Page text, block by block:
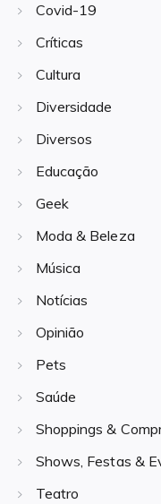
Covid-19
Críticas
Cultura
Diversidade
Diversos
Educação
Geek
Moda & Beleza
Música
Notícias
Opinião
Pets
Saúde
Shoppings &
Shows, Festas &
Teatro